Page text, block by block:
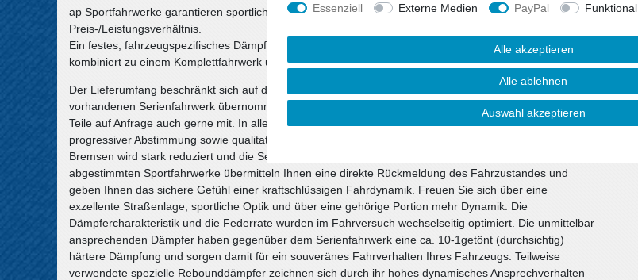
ap Sportfahrwerke garantieren sportlichen Fahrspaß und Sicherheit zu einem hervorragenden
Preis-/Leistungsverhältnis.
Ein festes, fahrzeugspezifisches Dämpfersetup wird mit den bewährten ap-Tieferlegungsfedern
kombiniert zu einem Komplettfahrwerk und erfüllt höchste Ansprüche.
Der Lieferumfang beschränkt sich auf die Federn und Stoßdämpfer. Alle anderen Bauteile können vom
vorhandenen Serienfahrwerk übernommen werden, sofern sie nicht beschädigt sind. Wir liefern diese
Teile auf Anfrage auch gerne mit. In allen Komplettfahrwerken werden die bewährten ap-Sportfedern in
progressiver Abstimmung sowie qualitativ hochwertige Sportdämpfer eingesetzt. Die Nickbewegung beim
Bremsen wird stark reduziert und die Seitenneigungen bei Kurvenfahrten wesentlich verbessert. Die
abgestimmten Sportfahrwerke übermitteln Ihnen eine direkte Rückmeldung des Fahrzustandes und
geben Ihnen das sichere Gefühl einer kraftschlüssigen Fahrdynamik. Freuen Sie sich über eine
exzellente Straßenlage, sportliche Optik und über eine gehörige Portion mehr Dynamik. Die
Dämpfercharakteristik und die Federrate wurden im Fahrversuch wechselseitig optimiert. Die unmittelbar
ansprechenden Dämpfer haben gegenüber dem Serienfahrwerk eine ca. 10-1getönt (durchsichtig)
härtere Dämpfung und sorgen damit für ein souveränes Fahrverhalten Ihres Fahrzeugs. Teilweise
verwendete spezielle Rebounddämpfer zeichnen sich durch ihr hohes dynamisches Ansprechverhalten
Essenziell Externe Medien PayPal Funktional
Alle akzeptieren
Alle ablehnen
Auswahl akzeptieren